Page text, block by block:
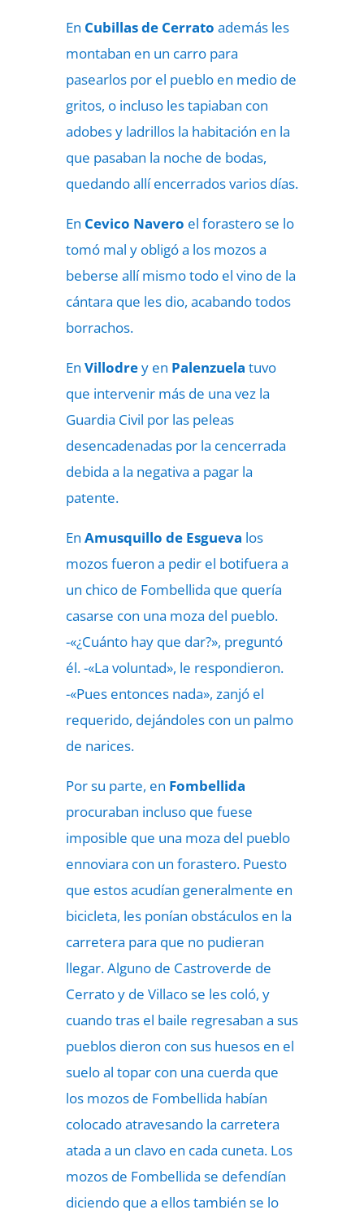
En Cubillas de Cerrato además les
montaban en un carro para
pasearlos por el pueblo en medio de
gritos, o incluso les tapiaban con
adobes y ladrillos la habitación en la
que pasaban la noche de bodas,
quedando allí encerrados varios días.
En Cevico Navero el forastero se lo
tomó mal y obligó a los mozos a
beberse allí mismo todo el vino de la
cántara que les dio, acabando todos
borrachos.
En Villodrey en Palenzuela tuvo
que intervenir más de una vez la
Guardia Civil por las peleas
desencadenadas por la cencerrada
debida a la negativa a pagar la
patente.
En Amusquillo de Esgueva los
mozos fueron a pedir el botifuera a
un chico de Fombellida que quería
casarse con una moza del pueblo.
-«¿Cuánto hay que dar?», preguntó
él. -«La voluntad», le respondieron.
-«Pues entonces nada», zanjó el
requerido, dejándoles con un palmo
de narices.
Por su parte, en Fombellida
procuraban incluso que fuese
imposible que una moza del pueblo
ennoviara con un forastero. Puesto
que estos acudían generalmente en
bicicleta, les ponían obstáculos en la
carretera para que no pudieran
llegar. Alguno de Castroverde de
Cerrato y de Villaco se les coló, y
cuando tras el baile regresaban a sus
pueblos dieron con sus huesos en el
suelo al topar con una cuerda que
los mozos de Fombellida habían
colocado atravesando la carretera
atada a un clavo en cada cuneta. Los
mozos de Fombellida se defendían
diciendo que a ellos también se lo